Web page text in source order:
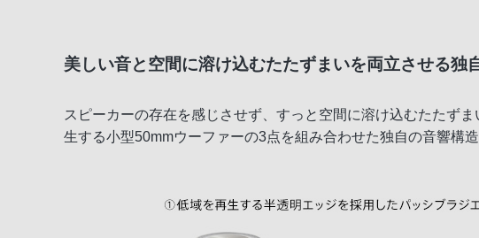
美しい音と空間に溶け込むたたずまいを両立させる独
スピーカーの存在を感じさせず、すっと空間に溶け込むたたず
生する小型50mmウーファーの3点を組み合わせた独自の音響構